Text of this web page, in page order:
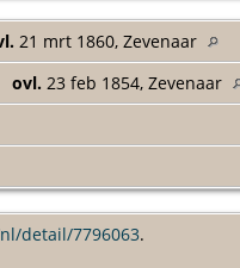
21 mrt 1860, Zevenaar
ovl. 23 feb 1854, Zevenaar
detail/7796063.